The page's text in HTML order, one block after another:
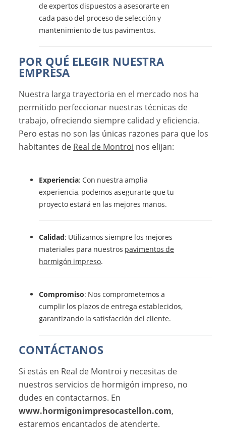
de expertos dispuestos a asesorarte en
cada paso del proceso de selección y
mantenimiento de tus pavimentos.
POR QUÉ ELEGIR NUESTRA
EMPRESA
Nuestra larga trayectoria en el mercado nos ha
permitido perfeccionar nuestras técnicas de
trabajo, ofreciendo siempre calidad y eficiencia.
Pero estas no son las únicas razones para que los
habitantes de Real de Montroi nos elijan:
Experiencia: Con nuestra amplia
experiencia, podemos asegurarte que tu
proyecto estará en las mejores manos.
Calidad: Utilizamos siempre los mejores
materiales para nuestros pavimentos de
hormigón impreso.
Compromiso: Nos comprometemos a
cumplir los plazos de entrega establecidos,
garantizando la satisfacción del cliente.
CONTÁCTANOS
Si estás en Real de Montroi y necesitas de
nuestros servicios de hormigón impreso, no
dudes en contactarnos. En
www.hormigonimpresocastellon.com,
estaremos encantados de atenderte.